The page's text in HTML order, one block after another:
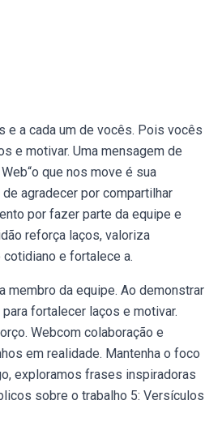
e a cada um de vocês. Pois vocês
e motivar. Uma mensagem de
que nos move é sua
agradecer por compartilhar
por fazer parte da equipe e
reforça laços, valoriza
e fortalece a.
membro da equipe. Ao demonstrar
fortalecer laços e motivar.
Webcom colaboração e
em realidade. Mantenha o foco
exploramos frases inspiradoras
sobre o trabalho 5: Versículos